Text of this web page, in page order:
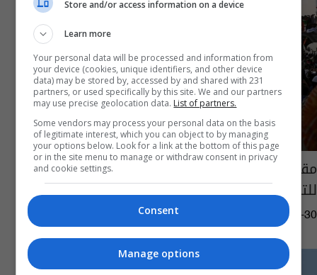
مقتل متظاهر سوداني والمعارضة تدعو المحتجين
للتوجه نحو القصر الرئاسي
10:31 | 2019-06-30
Store and/or access information on a device
Learn more
Your personal data will be processed and information from
your device (cookies, unique identifiers, and other device
data) may be stored by, accessed by and shared with 231
partners, or used specifically by this site. We and our partners
may use precise geolocation data. List of partners.
Some vendors may process your personal data on the basis
of legitimate interest, which you can object to by managing
your options below. Look for a link at the bottom of this page
or in the site menu to manage or withdraw consent in privacy
and cookie settings.
Consent
Manage options